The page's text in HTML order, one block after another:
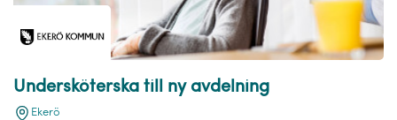
Undersköterska till ny avdelning
Ekerö